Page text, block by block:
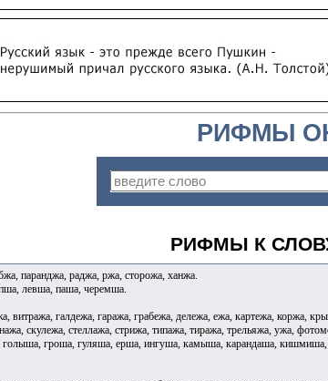
РИФМЫ
РИФМЫ К
паранджа, раджа, ржа, сторожа, ханжа.
левша, паша, черемша.
витража, галдежа, гаража, грабежа, дележа, ежа, картежа, коржа,
скулежа, стеллажа, стрижа, типажа, тиража, трельяжа, ужа,
гроша, гуляша, ерша, ингуша, камыша, карандаша,